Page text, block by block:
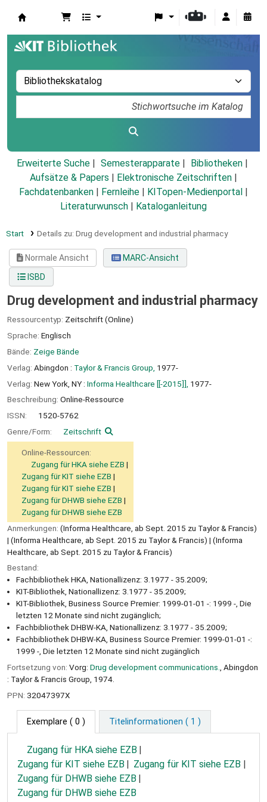
Erweiterte Suche Semesterapparate
Bibliotheken
Aufsätze & Papers
Elektronische Zeitschriften
Fachdatenbanken
Fernleihe KITopen-Medienportal
Literaturwunsch
Kataloganleitung
Start Details zu: Drug development and industrial pharmacy
Normale Ansicht
MARC-Ansicht
ISBD
Drug development and industrial pharmacy
Ressourcentyp: Zeitschrift (Online)
Sprache: Englisch
Bände: Zeige Bände
Verlag: Abingdon : Taylor & Francis Group, 1977-
Verlag: New York, NY : Informa Healthcare [[-2015]], 1977-
Beschreibung: Online-Ressource
ISSN:
1520-5762
Genre/Form:
Zeitschrift
Online-Ressourcen:
Zugang für HKA siehe EZB
Zugang für KIT siehe EZB
Zugang für KIT siehe EZB
Zugang für DHWB siehe EZB
Zugang für DHWB siehe EZB
Anmerkungen: (Informa Healthcare, ab Sept. 2015 zu Taylor & Francis)
| (Informa Healthcare, ab Sept. 2015 zu Taylor & Francis) | (Informa
Healthcare, ab Sept. 2015 zu Taylor & Francis)
Bestand:
Fachbibliothek HKA, Nationallizenz: 3.1977 - 35.2009;
KIT-Bibliothek, Nationallizenz: 3.1977 - 35.2009;
KIT-Bibliothek, Business Source Premier: 1999-01-01 -: 1999 -, Die
letzten 12 Monate sind nicht zugänglich;
Fachbibliothek DHBW-KA, Nationallizenz: 3.1977 - 35.2009;
Fachbibliothek DHBW-KA, Business Source Premier: 1999-01-01 -:
1999 -, Die letzten 12 Monate sind nicht zugänglich
Fortsetzung von: Vorg: Drug development communications.
, Abingdon
: Taylor & Francis Group, 1974.
PPN: 32047397X
Exemplare ( 0 ) Titelinformationen ( 1 )
Zugang für HKA siehe EZB
Zugang für KIT siehe EZB
Zugang für KIT siehe EZB
Zugang für DHWB siehe EZB
Zugang für DHWB siehe EZB